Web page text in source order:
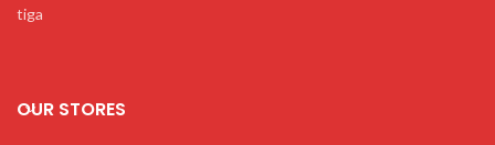
tiga
OUR STORES